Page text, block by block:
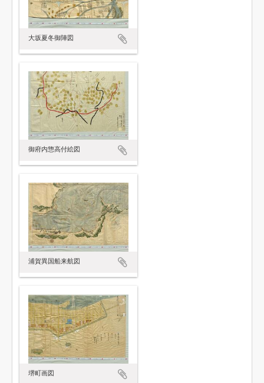
大坂夏冬御陣図
御府内惣高付絵図
浦賀異国船来航図
堺町画図